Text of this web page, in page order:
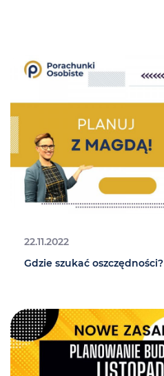
22.11.2022
Gdzie szukać oszczędności?